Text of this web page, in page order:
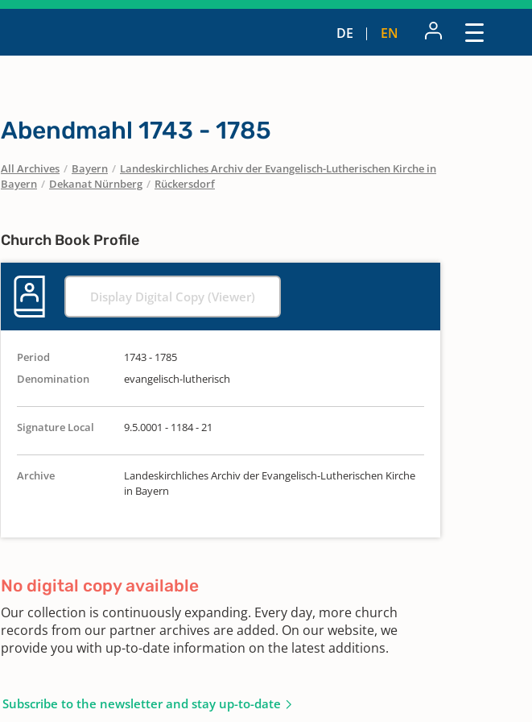
DE EN
Abendmahl 1743 - 1785
All Archives / Bayern / Landeskirchliches Archiv der Evangelisch-Lutherischen Kirche in
Bayern / Dekanat Nürnberg / Rückersdorf
Church Book Profile
Display Digital Copy (Viewer)
Period
1743 - 1785
Denomination
evangelisch-lutherisch
Signature Local 9.5.0001 - 1184 - 21
Archive
Landeskirchliches Archiv der Evangelisch-Lutherischen Kirche
in Bayern
No digital copy available
Our collection is continuously expanding. Every day, more church
records from our partner archives are added. On our website, we
provide you with up-to-date information on the latest additions.
Subscribe to the newsletter and stay up-to-date